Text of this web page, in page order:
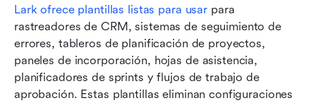
Lark ofrece plantillas listas para usar para
rastreadores de CRM, sistemas de seguimiento de
errores, tableros de planificación de proyectos,
paneles de incorporación, hojas de asistencia,
planificadores de sprints y flujos de trabajo de
aprobación. Estas plantillas eliminan configuraciones